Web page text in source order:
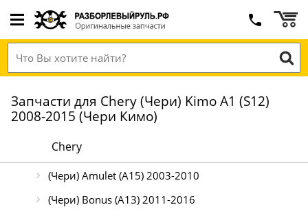
Запчасти для Chery (Чери) Kimo А1 (S12)
2008-2015 (Чери Кимо)
Chery
(Чери) Amulet (A15) 2003-2010
(Чери) Bonus (А13) 2011-2016